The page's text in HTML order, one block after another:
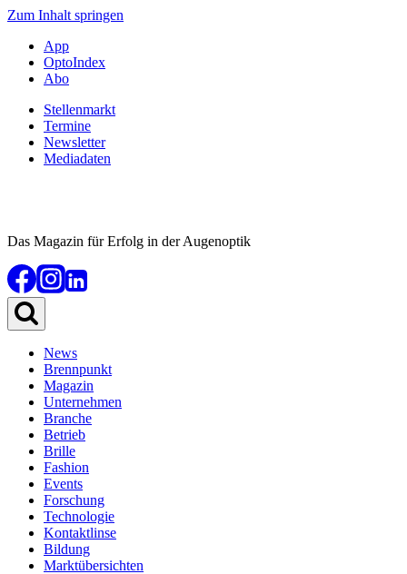
Zum Inhalt springen
App
OptoIndex
Abo
Stellenmarkt
Termine
Newsletter
Mediadaten
Das Magazin für Erfolg in der Augenoptik
News
Brennpunkt
Magazin
Unternehmen
Branche
Betrieb
Brille
Fashion
Events
Forschung
Technologie
Kontaktlinse
Bildung
Marktübersichten